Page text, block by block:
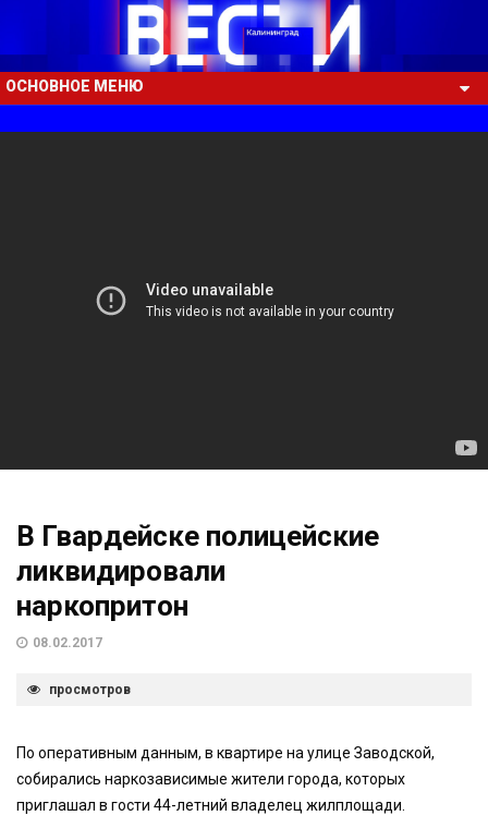
ОСНОВНОЕ МЕНЮ
В Гвардейске полицейские
ликвидировали
наркопритон
08.02.2017
просмотров
По оперативным данным, в квартире на улице Заводской,
собирались наркозависимые жители города, которых
приглашал в гости 44-летний владелец жилплощади.